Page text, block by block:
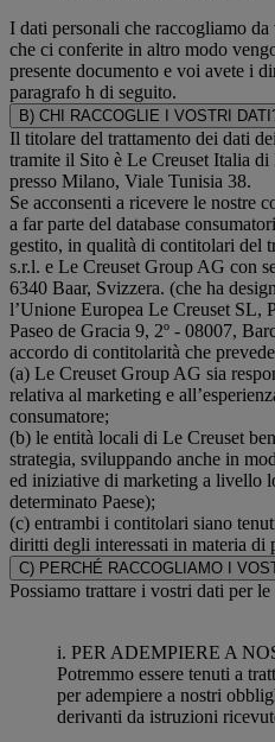
I dati personali che raccogliamo
che ci conferite in altro modo
presente documento e voi avete i
paragrafo h di seguito.
B) CHI RACCOGLIE I VOSTRI
Il titolare del trattamento dei dati
tramite il Sito è Le Creuset Italia di
presso Milano, Viale Tunisia 38.
Se acconsenti a ricevere le nostre
a far parte del database
gestito, in qualità di contitolari del
s.r.l. e Le Creuset Group AG con
6340 Baar, Svizzera. (che ha
l’Unione Europea Le Creuset SL,
Paseo de Gracia 9, 2º - 08007,
accordo di contitolarità che
(a) Le Creuset Group AG sia
relativa al marketing e
consumatore;
(b) le entità locali di Le Creuset
strategia, sviluppando anche in
ed iniziative di marketing a livello
determinato Paese);
(c) entrambi i contitolari siano
diritti degli interessati in materia di
C) PERCHÉ RACCOGLIAMO I
Possiamo trattare i vostri dati per
i. PER ADEMPIERE A
Potremmo essere tenuti a
per adempiere a nostri
derivanti da istruzioni